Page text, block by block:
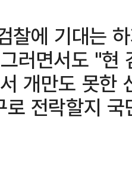
찰에 기대는
러면서도 "현
개만도 못한
전락할지